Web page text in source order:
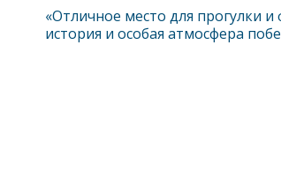
«Отличное место для прогулки и
история и особая атмосфера